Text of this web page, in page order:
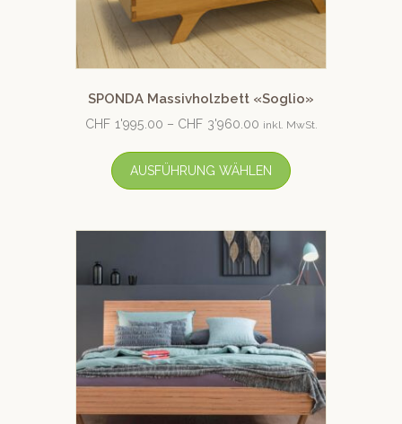
SPONDA Massivholzbett «Soglio»
CHF 1'995.00 – CHF 3'960.00 inkl. MwSt.
AUSFÜHRUNG WÄHLEN